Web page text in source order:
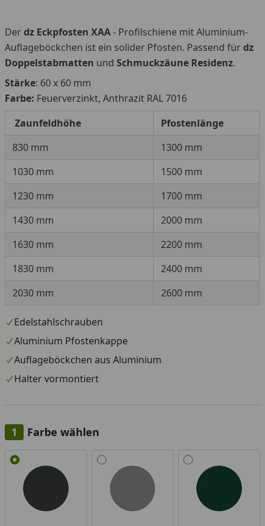
Derdz Eckpfosten XAA- Profilschiene mit Aluminium-
Auflageböckchen ist ein solider Pfosten. Passend fürdz
Doppelstabmatten und Schmuckzäune Residenz.
Stärke: 60 x 60 mm
Farbe: Feuerverzinkt, Anthrazit RAL 7016
Zaunfeldhöhe
Pfostenlänge
830 mm
1300 mm
1030 mm
1500 mm
1230 mm
1700 mm
1430 mm
2000 mm
1630 mm
2200 mm
1830 mm
2400 mm
2030 mm
2600 mm
Edelstahlschrauben
Aluminium Pfostenkappe
Auflageböckchen aus Aluminium
Halter vormontiert
Farbe wählen
Alle anzeigen (3)